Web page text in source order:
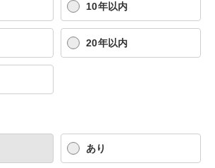
10年以内
20年以内
あり